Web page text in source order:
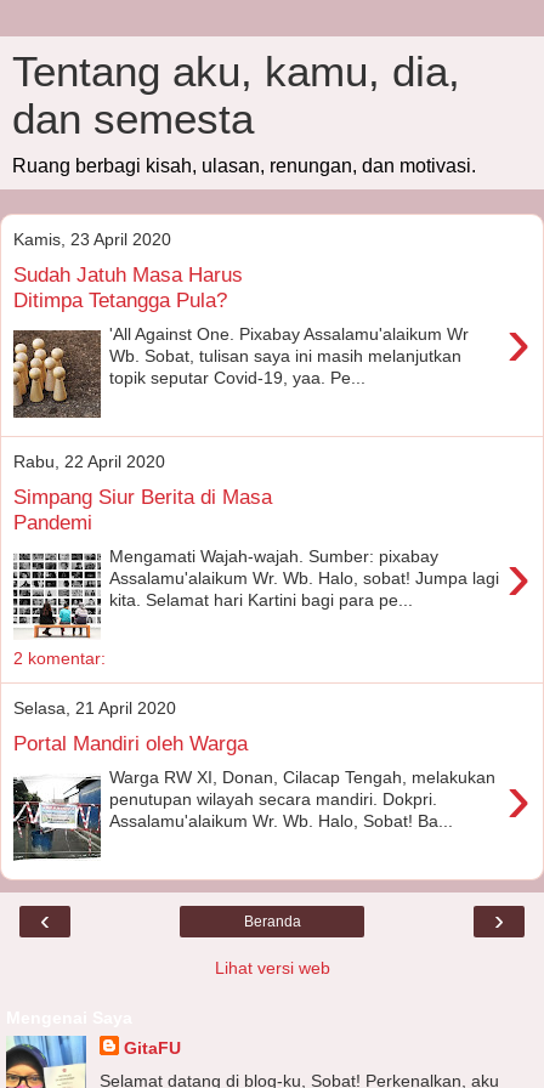
Tentang aku, kamu, dia,
dan semesta
Ruang berbagi kisah, ulasan, renungan, dan motivasi.
Kamis, 23 April 2020
Sudah Jatuh Masa Harus
Ditimpa Tetangga Pula?
›
'All Against One. Pixabay Assalamu'alaikum Wr
Wb. Sobat, tulisan saya ini masih melanjutkan
topik seputar Covid-19, yaa. Pe...
Rabu, 22 April 2020
Simpang Siur Berita di Masa
Pandemi
›
Mengamati Wajah-wajah. Sumber: pixabay
Assalamu'alaikum Wr. Wb. Halo, sobat! Jumpa lagi
kita. Selamat hari Kartini bagi para pe...
2 komentar:
Selasa, 21 April 2020
Portal Mandiri oleh Warga
›
Warga RW XI, Donan, Cilacap Tengah, melakukan
penutupan wilayah secara mandiri. Dokpri.
Assalamu'alaikum Wr. Wb. Halo, Sobat! Ba...
‹ ›
Beranda
Lihat versi web
GitaFU
Selamat datang di blog-ku, Sobat! Perkenalkan, aku